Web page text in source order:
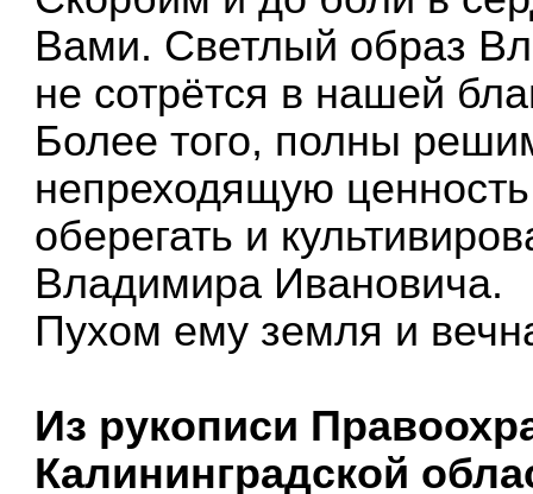
Вами. Светлый образ
не сотрётся в нашей
Более того, полны
непреходящую
оберегать и
Владимира Ивановича.
Пухом ему земля и
Из рукописи
Калининградской